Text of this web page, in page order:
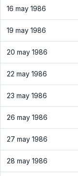
16 may 1986
19 may 1986
20 may 1986
22 may 1986
23 may 1986
26 may 1986
27 may 1986
28 may 1986